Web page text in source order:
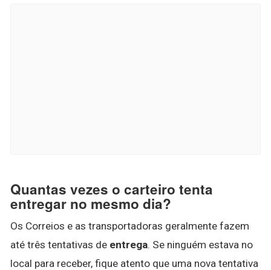
Quantas vezes o carteiro tenta
entregar no mesmo dia?
Os Correios e as transportadoras geralmente fazem
até três tentativas de entrega. Se ninguém estava no
local para receber, fique atento que uma nova tentativa